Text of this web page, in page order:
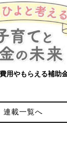
用やもらえる補助
連載一覧へ